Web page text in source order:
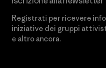
Registrati per ricevere
iniziative dei gruppi
e altro ancora.